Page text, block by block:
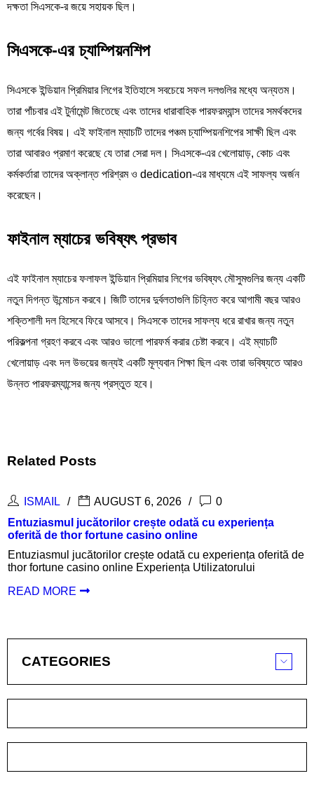
দক্ষতা সিএসকে-র জয়ে সহায়ক ছিল।
সিএসকে-এর চ্যাম্পিয়নশিপ
সিএসকে ইন্ডিয়ান প্রিমিয়ার লিগের ইতিহাসে সবচেয়ে সফল দলগুলির মধ্যে অন্যতম।
তারা পাঁচবার এই টুর্নামেন্ট জিতেছে এবং তাদের ধারাবাহিক পারফরম্যান্স তাদের সমর্থকদের
জন্য গর্বের বিষয়। এই ফাইনাল ম্যাচটি তাদের পঞ্চম চ্যাম্পিয়নশিপের সাক্ষী ছিল এবং
তারা আবারও প্রমাণ করেছে যে তারা সেরা দল। সিএসকে-এর খেলোয়াড়, কোচ এবং
কর্মকর্তারা তাদের অক্লান্ত পরিশ্রম ও dedication-এর মাধ্যমে এই সাফল্য অর্জন
করেছেন।
ফাইনাল ম্যাচের ভবিষ্যৎ প্রভাব
এই ফাইনাল ম্যাচের ফলাফল ইন্ডিয়ান প্রিমিয়ার লিগের ভবিষ্যৎ মৌসুমগুলির জন্য একটি
নতুন দিগন্ত উন্মোচন করবে। জিটি তাদের দুর্বলতাগুলি চিহ্নিত করে আগামী বছর আরও
শক্তিশালী দল হিসেবে ফিরে আসবে। সিএসকে তাদের সাফল্য ধরে রাখার জন্য নতুন
পরিকল্পনা গ্রহণ করবে এবং আরও ভালো পারফর্ম করার চেষ্টা করবে। এই ম্যাচটি
খেলোয়াড় এবং দল উভয়ের জন্যই একটি মূল্যবান শিক্ষা ছিল এবং তারা ভবিষ্যতে আরও
উন্নত পারফরম্যান্সের জন্য প্রস্তুত হবে।
Related Posts
6, 2026
0
odată cu experiența
online
odată cu experiența oferită de
Utilizatorului
ISMAIL
Inspanningen belonen
login en aantrekkelijke
Inspanningen belonen
login en aantrekkelijke
CATEGORIES